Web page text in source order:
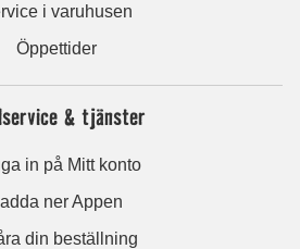
i varuhusen
Öppettider
& tjänster
in på Mitt konto
ner Appen
din beställning